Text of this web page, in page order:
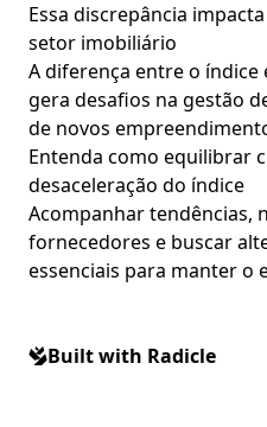
Essa discrepância
setor imobiliário
A diferença entre o índice
gera desafios na gestão
de novos
Entenda como equilibrar
desaceleração do índice
Acompanhar tendências,
fornecedores e buscar
essenciais para manter o
Built with Radicle